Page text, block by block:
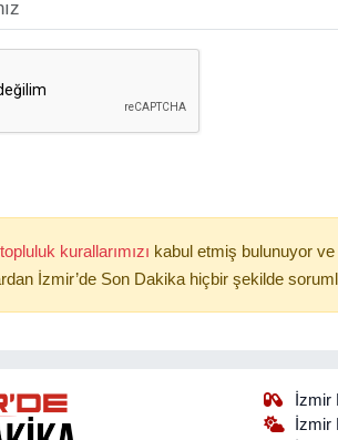
topluluk kurallarımızı kabul etmiş bulunuyor
İzmir’de Son Dakika hiçbir şekilde
İzmir
İzmir